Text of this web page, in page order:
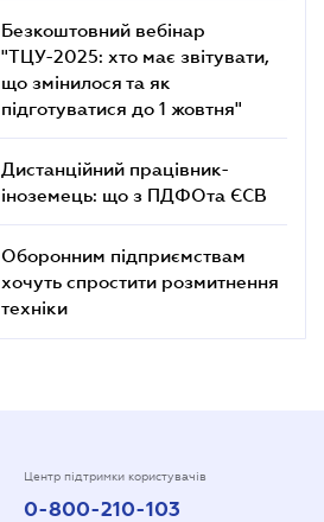
Безкоштовний вебінар
"ТЦУ-2025: хто має звітувати,
що змінилося та як
підготуватися до 1 жовтня"
Дистанційний працівник-
іноземець: що з ПДФОта ЄСВ
Оборонним підприємствам
хочуть спростити розмитнення
техніки
Центр підтримки користувачів
0-800-210-103